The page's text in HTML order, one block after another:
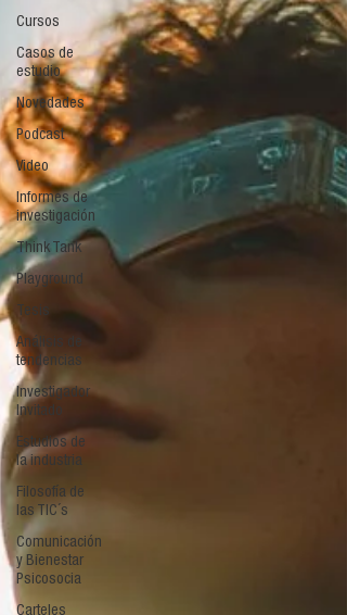
Cursos
Casos de
estudio
Novedades
Podcast
Video
Informes de
investigación
Think Tank
Playground
Tesis
Análisis de
tendencias
Investigador
Invitado
Estudios de
la industria
Filosofía de
las TIC´s
Comunicación
y Bienestar
Psicosocia
Carteles